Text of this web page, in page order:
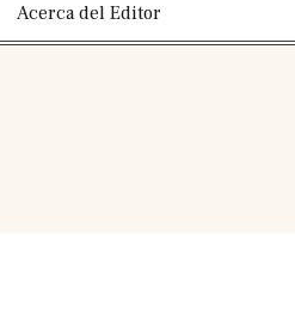
Acerca del Editor